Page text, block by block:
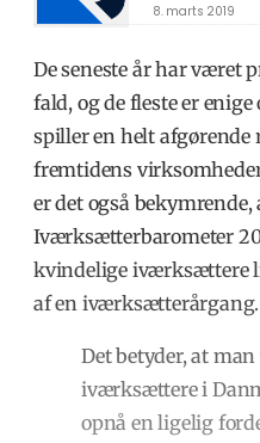
8. marts 2019
De seneste år har været
fald, og de fleste er
spiller en helt
fremtidens
er det også
Iværksætterbarometer
kvindelige iværksættere
af en iværksætterårgang.
Det betyder, at
iværksættere i
opnå en ligelig